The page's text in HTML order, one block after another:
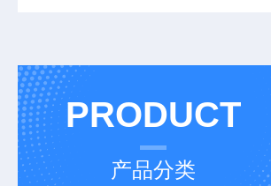
PRODUCT
产品分类